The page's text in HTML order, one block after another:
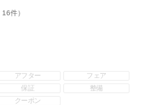
16件）
アフター
フェア
保証
整備
クーポン